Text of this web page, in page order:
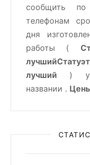
сообщить по
телефонам
дня
работы (
лучший )
названии .